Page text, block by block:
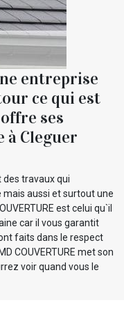
entreprise
ce qui est
ses
à Cleguer
travaux qui
aussi et surtout une
est celui qu`il
car il vous garantit
faits dans le respect
COUVERTURE met son
voir quand vous le